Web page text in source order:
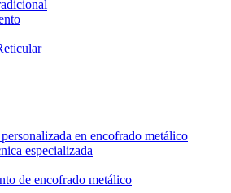
en encofrado metálico
especializada
de encofrado metálico